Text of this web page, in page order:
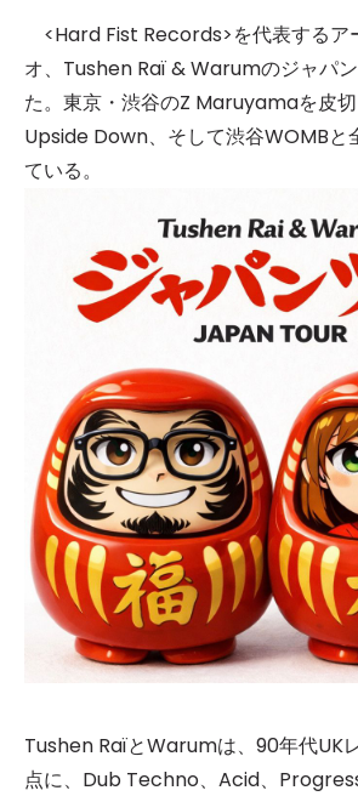
<Hard Fist Records>を代表するア
オ、Tushen Raï & Warumのジャパ
た。東京・渋谷のZ Maruyamaを皮
Upside Down、そして渋谷WOMBと
ている。
Tushen RaïとWarumは、90年代UK
点に、Dub Techno、Acid、